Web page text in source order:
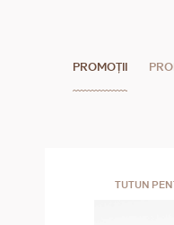
PROMOȚII
TUTUN